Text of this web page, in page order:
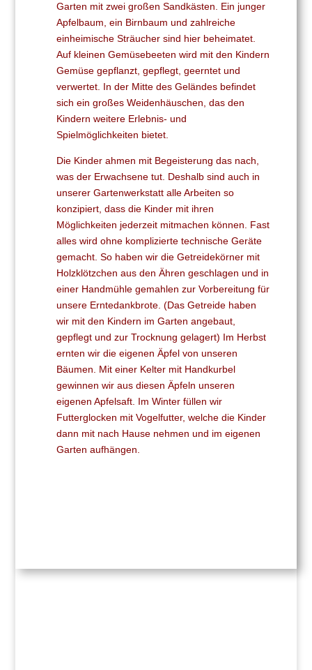
Garten mit zwei großen Sandkästen. Ein junger
Apfelbaum, ein Birnbaum und zahlreiche
einheimische Sträucher sind hier beheimatet.
Auf kleinen Gemüsebeeten wird mit den Kindern
Gemüse gepflanzt, gepflegt, geerntet und
verwertet. In der Mitte des Geländes befindet
sich ein großes Weidenhäuschen, das den
Kindern weitere Erlebnis- und
Spielmöglichkeiten bietet.
Die Kinder ahmen mit Begeisterung das nach,
was der Erwachsene tut. Deshalb sind auch in
unserer Gartenwerkstatt alle Arbeiten so
konzipiert, dass die Kinder mit ihren
Möglichkeiten jederzeit mitmachen können. Fast
alles wird ohne komplizierte technische Geräte
gemacht. So haben wir die Getreidekörner mit
Holzklötzchen aus den Ähren geschlagen und in
einer Handmühle gemahlen zur Vorbereitung für
unsere Erntedankbrote. (Das Getreide haben
wir mit den Kindern im Garten angebaut,
gepflegt und zur Trocknung gelagert) Im Herbst
ernten wir die eigenen Äpfel von unseren
Bäumen. Mit einer Kelter mit Handkurbel
gewinnen wir aus diesen Äpfeln unseren
eigenen Apfelsaft. Im Winter füllen wir
Futterglocken mit Vogelfutter, welche die Kinder
dann mit nach Hause nehmen und im eigenen
Garten aufhängen.